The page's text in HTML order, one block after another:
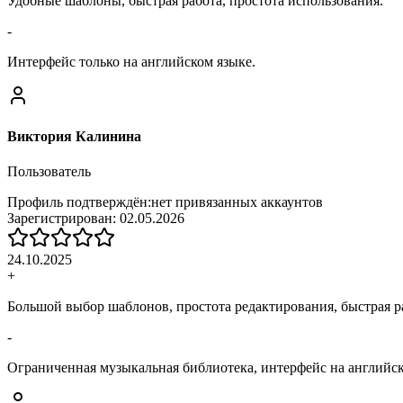
-
Интерфейс только на английском языке.
Виктория Калинина
Пользователь
Профиль подтверждён:нет привязанных аккаунтов
Зарегистрирован: 02.05.2026
24.10.2025
+
Большой выбор шаблонов, простота редактирования, быстрая
-
Ограниченная музыкальная библиотека, интерфейс на